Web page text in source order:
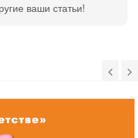
ваши статьи!